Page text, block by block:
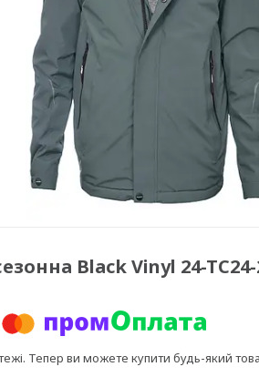
Black Vinyl 24-TC24-
Тепер ви можете купити будь-який